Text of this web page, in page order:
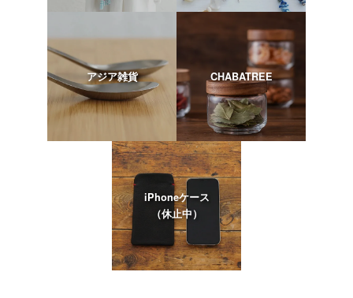
アジア雑貨 CHABATREE
iPhoneケース
（休止中）